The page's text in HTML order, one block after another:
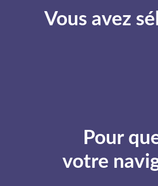
Vous avez
Pour
votre